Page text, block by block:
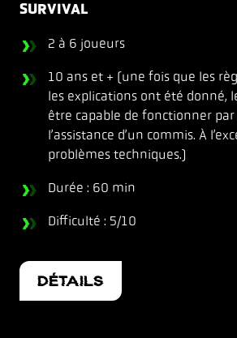
SURVIVAL
2 à 6 joueurs
10 ans et + (une fois que les
les explications ont été donné,
être capable de fonctionner
l’assistance d’un commis. À
problèmes techniques.)
Durée : 60 min
Difficulté : 5/10
DÉTAILS